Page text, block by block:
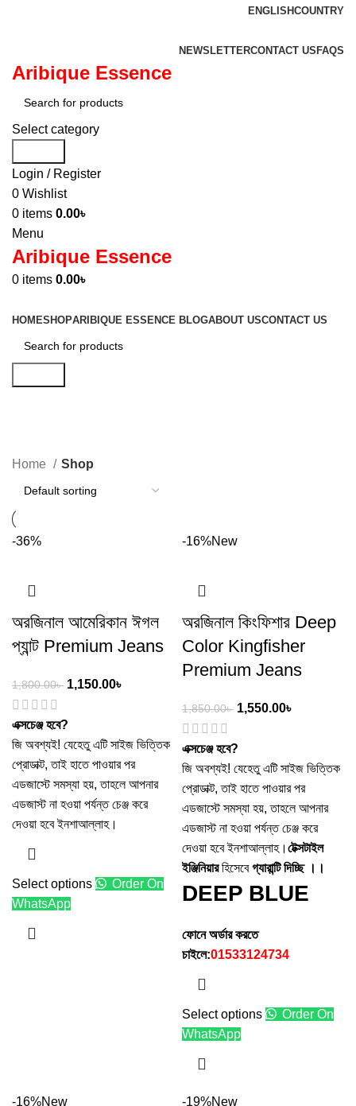
ENGLISHCOUNTRY
NEWSLETTERCONTACT US FAQS
Aribique Essence
Select category
Login / Register
0 Wishlist
0 items 0.00৳
Menu
Aribique Essence
0 items 0.00৳
HOMESHOPARIBIQUE ESSENCE BLOGABOUT USCONTACT US
Home Shop
-36%
অরজিনাল আমেরিকান ঈগল
প্যান্ট Premium Jeans
1,800.00৳ 1,150.00৳
এক্সচেঞ্জ হবে?
জি অবশ্যই! যেহেতু এটি সাইজ ভিত্তিক
প্রোডাক্ট, তাই হাতে পাওয়ার পর
এডজাস্টে সমস্যা হয়, তাহলে আপনার
এডজাস্ট না হওয়া পর্যন্ত চেঞ্জ করে
দেওয়া হবে ইনশাআল্লাহ।
Select options
Order On
WhatsApp
-16%New
অরজিনাল কিংফিশার Deep
Color Kingfisher
Premium Jeans
1,850.00৳ 1,550.00৳
এক্সচেঞ্জ হবে?
জি অবশ্যই! যেহেতু এটি সাইজ ভিত্তিক
প্রোডাক্ট, তাই হাতে পাওয়ার পর
এডজাস্টে সমস্যা হয়, তাহলে আপনার
এডজাস্ট না হওয়া পর্যন্ত চেঞ্জ করে
দেওয়া হবে ইনশাআল্লাহ। টেক্সটাইল
ইঞ্জিনিয়ারহিসেবেগ্যারান্টি দিচ্ছি ।।
DEEP BLUE
ফোনে অর্ডার করতে
চাইলে:01533124734
Select options
Order On
WhatsApp
-16%New -19%New